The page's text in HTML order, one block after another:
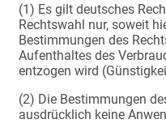
(1) Es gilt deutsches
Rechtswahl nur, soweit
Bestimmungen des
Aufenthaltes des
entzogen wird
(2) Die Bestimmungen
ausdrücklich keine